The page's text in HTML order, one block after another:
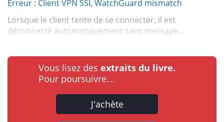
Erreur : Client VPN SSL WatchGuard mismatch
Lorsque le client tente de se connecter, il est
déconnecté automatiquement sans message...
Vous lisez des extraits du livre.
Pour poursuivre…
J'achète